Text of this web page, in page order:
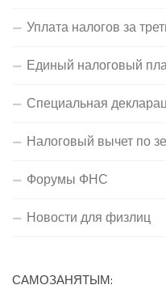
Уплата налогов за
Единый налоговый
Специальная
Налоговый вычет по
Форумы ФНС
Новости для физлиц
САМОЗАНЯТЫМ: